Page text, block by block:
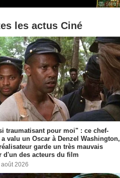
les actus Ciné
traumatisant pour moi" : ce chef-
valu un Oscar à Denzel Washington,
garde un très mauvais
d'un des acteurs du film
2026